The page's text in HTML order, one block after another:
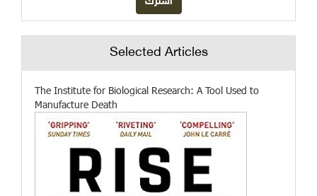
Selected Articles
The Institute for Biological Research: A Tool Used to
Manufacture Death